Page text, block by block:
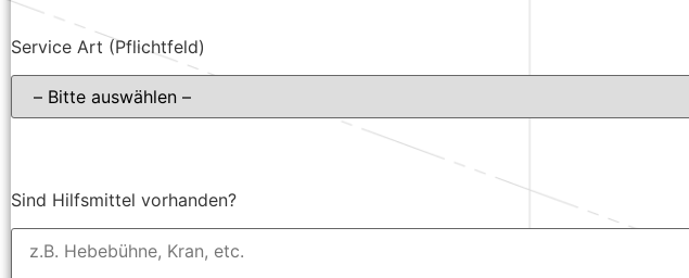
Service Art (Pflichtfeld)
Sind Hilfsmittel vorhanden?